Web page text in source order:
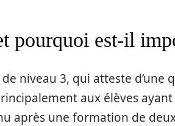
pourquoi est-il
niveau 3, qui atteste d’une
aux élèves
après une formation de